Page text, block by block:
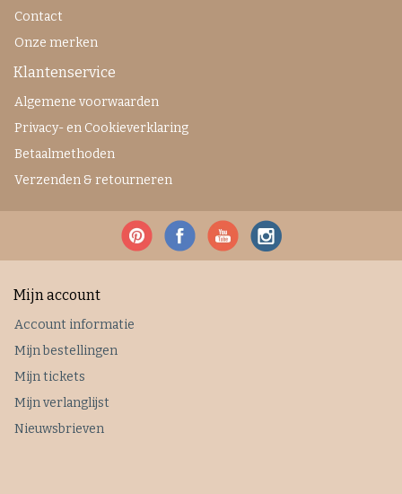
Contact
Onze merken
Klantenservice
Algemene voorwaarden
Privacy- en Cookieverklaring
Betaalmethoden
Verzenden & retourneren
Mijn account
Account informatie
Mijn bestellingen
Mijn tickets
Mijn verlanglijst
Nieuwsbrieven